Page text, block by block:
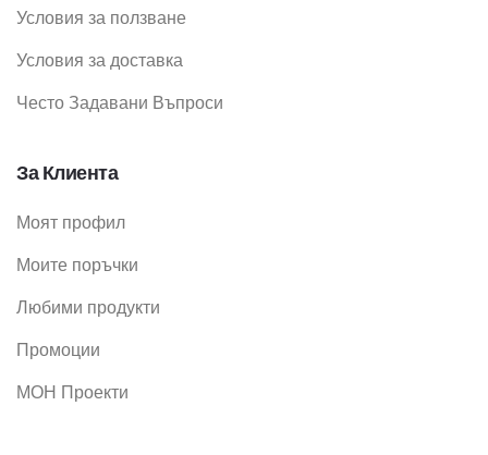
Условия за ползване
Условия за доставка
Често Задавани Въпроси
За Клиента
Моят профил
Моите поръчки
Любими продукти
Промоции
МОН Проекти